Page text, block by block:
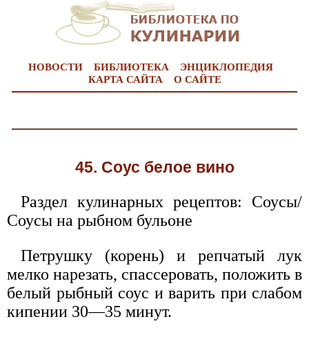
НОВОСТИ БИБЛИОТЕКА
ЭНЦИКЛОПЕДИЯ
КАРТА САЙТА
О САЙТЕ
45. Соус белое вино
Раздел кулинарных рецептов: Соусы/
Соусы на рыбном бульоне
Петрушку (корень) и репчатый лук
мелко нарезать, спассеровать, положить в
белый рыбный соус и варить при слабом
кипении 30—35 минут.